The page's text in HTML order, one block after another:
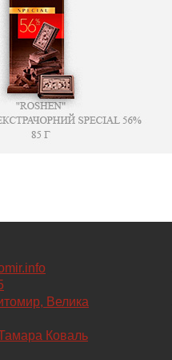
Велика
Коваль